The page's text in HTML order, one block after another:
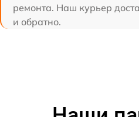
ремонта. Наш курьер
и обратно.